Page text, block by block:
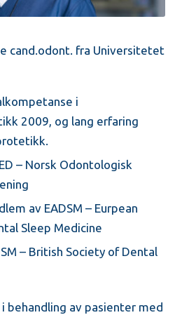
cand.odont. fra Universitetet
i
2009, og lang erfaring
– Norsk Odontologisk
av EADSM – Eurpean
Sleep Medicine
– British Society of Dental
behandling av pasienter med